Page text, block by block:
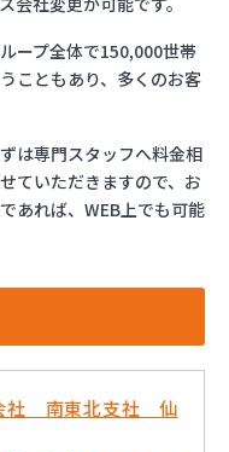
ープ全体で150,000世帯
こともあり、多くのお客
は専門スタッフへ料金相
ていただきますので、お
あれば、WEB上でも可能
会社 南東北支社 仙